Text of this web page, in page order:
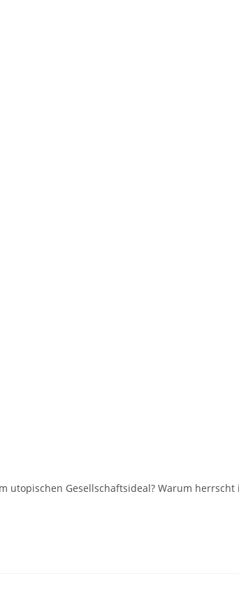
Gesellschaftsideal? Warum herrscht